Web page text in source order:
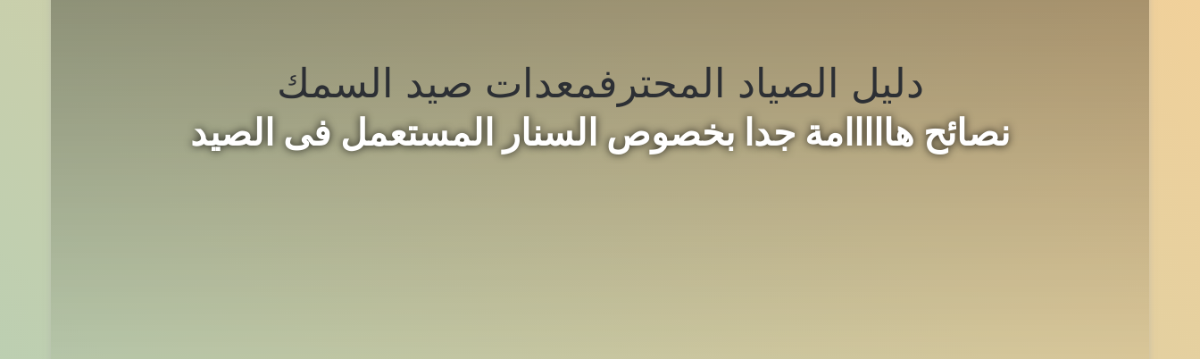
دليل الصياد المحترفمعدات صيد السمك
نصائح هااااامة جدا بخصوص السنار المستعمل فى الصيد